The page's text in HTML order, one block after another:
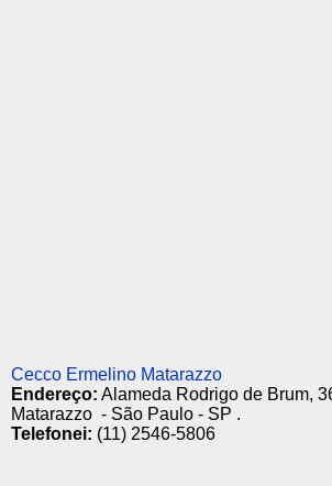
Cecco Ermelino Matarazzo
Endereço: Alameda Rodrigo de Brum,
Matarazzo - São Paulo - SP .
Telefonei: (11) 2546-5806